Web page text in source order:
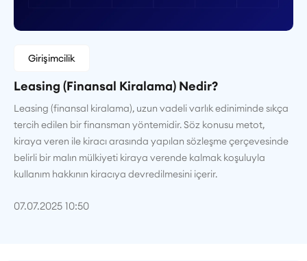
Girişimcilik
Leasing (Finansal Kiralama) Nedir?
Leasing (finansal kiralama), uzun vadeli varlık ediniminde sıkça
tercih edilen bir finansman yöntemidir. Söz konusu metot,
kiraya veren ile kiracı arasında yapılan sözleşme çerçevesinde
belirli bir malın mülkiyeti kiraya verende kalmak koşuluyla
kullanım hakkının kiracıya devredilmesini içerir.
07.07.2025 10:50